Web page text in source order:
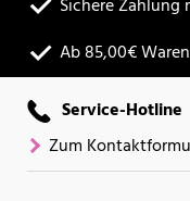
Sichere Zahlung
Ab 85,00€
Service-Hotline
Zum